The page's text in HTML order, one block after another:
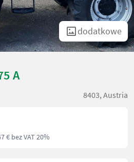
dodatkowe
A
8403, Austria
€ bez VAT 20%